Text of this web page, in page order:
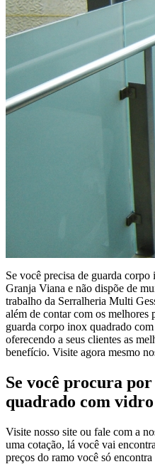
Se você precisa de guarda
Granja Viana e não dispõe de
trabalho da Serralheria Multi
além de contar com os melhores
guarda corpo inox quadrado
oferecendo a seus clientes as
benefício. Visite agora mesmo
Se você procura
quadrado com
Visite nosso site ou fale com a
uma cotação, lá você vai
preços do ramo você só